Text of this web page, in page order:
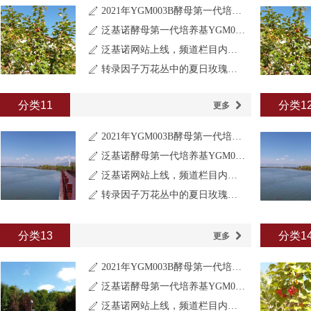
ꄅ 2021年YGM003B酵母第一代培养基产品目录更新说明
ꄅ 泛基诺酵母第一代培养基YGM003B系列
ꄅ 泛基诺网站上线，频道栏目内容正在建设中
ꄅ 转录因子万花丛中的夏日玫瑰：酵母单杂交系统
ꄅ 2021年YGM003B酵母第一代培养基产品目录更新说明
ꄅ 泛基诺酵母第一代培养基YGM003B系列
ꄅ 泛基诺网站上线，频道栏目内容正在建设中
ꄅ 转录因子万花丛中的夏日玫瑰：酵母单杂交系统
分类11 更多 낑 分类
分类
分类13 更多 낑
ꄅ 2021年YGM003B酵母第一代培养基产品目录更新说明
ꄅ 泛基诺酵母第一代培养基YGM003B系列
ꄅ 泛基诺网站上线，频道栏目内容正在建设中